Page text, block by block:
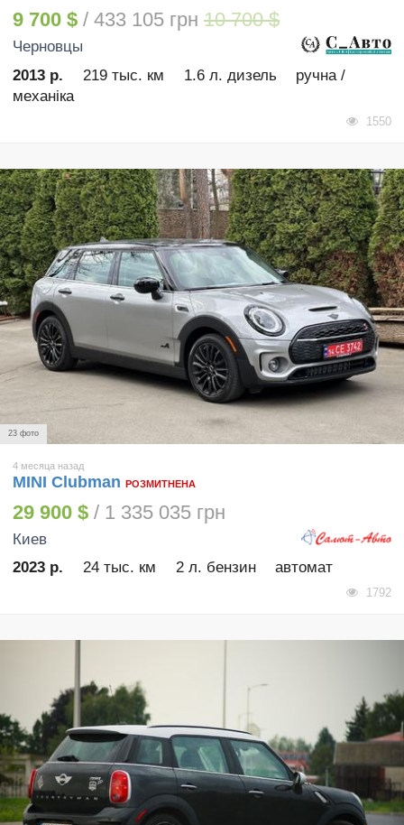
9 700 $ / 433 105 грн 10 700 $
Черновцы
2013 р.
219 тыс. км 1.6 л. дизель
ручна /
механіка
1550
23 фото
4 месяца назад
MINI Clubman РОЗМИТНЕНА
29 900 $ / 1 335 035 грн
Киев
2023 р.
24 тыс. км 2 л. бензин автомат
1792